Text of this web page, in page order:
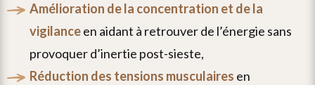
amélioration de la concentration et de la
vigilanceen aidant à retrouver de l’énergie sans
provoquer d’inertie post-sieste,
réduction des tensions musculaires en